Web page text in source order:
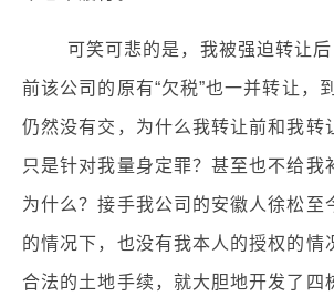
可笑可悲的是，我被强迫转让后
前该公司的原有“欠税”也一并转让，
仍然没有交，为什么我转让前和我转
只是针对我量身定罪？甚至也不给我
为什么？接手我公司的安徽人徐松至
的情况下，也没有我本人的授权的情
合法的土地手续，就大胆地开发了四